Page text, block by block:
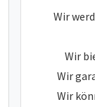
Wir
Wir
Wir
Wir